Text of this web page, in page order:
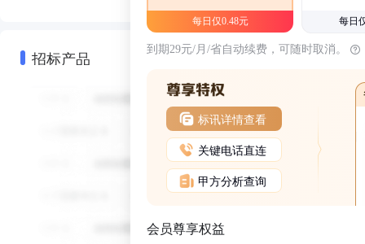
招标产品
每日仅0.48元 每日
到期29元/月/省自动续费，可随时取消。
标讯详情查看
关键电话直连
甲方分析查询
会员尊享权益